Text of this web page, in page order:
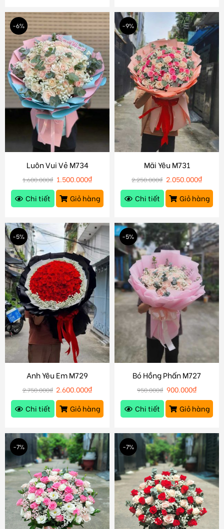
-6%
Luôn Vui Vẻ M734
1.600.000₫ 1.500.000₫
Chi tiết
Giỏ hàng
-9%
Mãi Yêu M731
2.250.000₫ 2.050.000₫
Chi tiết
Giỏ hàng
-5%
Anh Yêu Em M729
2.750.000₫ 2.600.000₫
Chi tiết
Giỏ hàng
-5%
Bó Hồng Phấn M727
950.000₫ 900.000₫
Chi tiết
Giỏ hàng
-7% -7%